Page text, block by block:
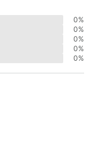
0%
0%
0%
0%
0%